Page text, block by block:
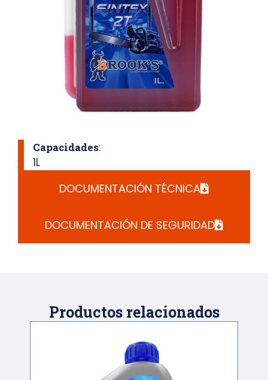
Capacidades:
1L
DOCUMENTACIÓN TÉCNICA
DOCUMENTACIÓN DE SEGURIDAD
Productos relacionados